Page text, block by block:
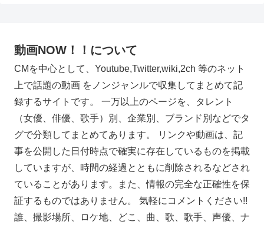
動画NOW！！について
CMを中心として、Youtube,Twitter,wiki,2ch 等のネット
上で話題の動画 をノンジャンルで収集してまとめて記
録するサイトです。 一万以上のページを、タレント
（女優、俳優、歌手）別、企業別、ブランド別などでタ
グで分類してまとめてあります。 リンクや動画は、記
事を公開した日付時点で確実に存在しているものを掲載
していますが、時間の経過とともに削除されるなどされ
ていることがあります。また、情報の完全な正確性を保
証するものではありません。 気軽にコメントください!!
誰、撮影場所、ロケ地、どこ、曲、歌、歌手、声優、ナ